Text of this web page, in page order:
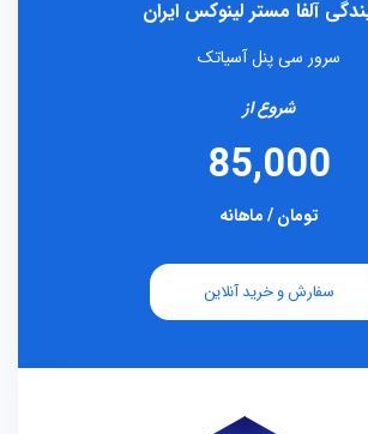
آلفا مستر لینوکس ایران
سرور سی پنل آسیاتک
شروع از
85,000
تومان / ماهانه
سفارش و خرید آنلاین